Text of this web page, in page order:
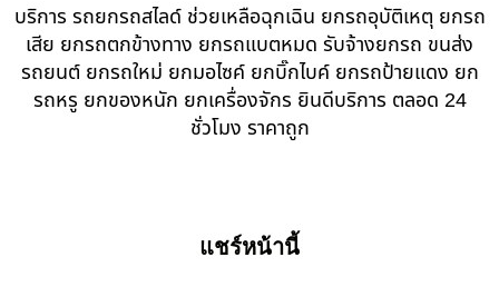
บริการ รถยกรถสไลด์ ช่วยเหลือฉุกเฉิน ยกรถอุบัติเหตุ ยกรถ
เสีย ยกรถตกข้างทาง ยกรถแบตหมด รับจ้างยกรถ ขนส่ง
รถยนต์ ยกรถใหม่ ยกมอไซค์ ยกบิ๊กไบค์ ยกรถป้ายแดง ยก
รถหรู ยกของหนัก ยกเครื่องจักร ยินดีบริการ ตลอด 24
ชั่วโมง ราคาถูก
แชร์หน้านี้